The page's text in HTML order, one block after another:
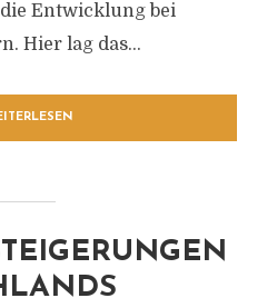
Entwicklung bei
Hier lag das...